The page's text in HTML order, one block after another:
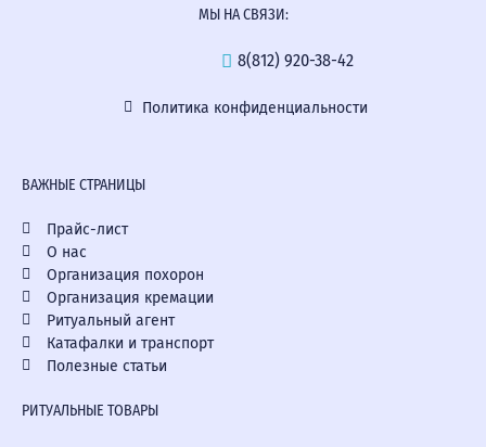
МЫ НА СВЯЗИ:
8(812) 920-38-42
Политика конфиденциальности
ВАЖНЫЕ СТРАНИЦЫ
Прайс-лист
О нас
Организация похорон
Организация кремации
Ритуальный агент
Катафалки и транспорт
Полезные статьи
РИТУАЛЬНЫЕ ТОВАРЫ